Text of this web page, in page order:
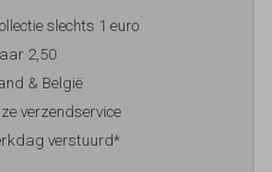
slechts 1 euro
2,50
& België
verzendservice
verstuurd*